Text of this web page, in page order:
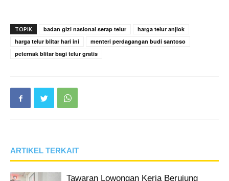
TOPIK badan gizi nasional serap telur
harga telur anjlok
harga telur blitar hari ini
menteri perdagangan budi santoso
peternak blitar bagi telur gratis
ARTIKEL TERKAIT
Tawaran Lowongan Kerja Berujung